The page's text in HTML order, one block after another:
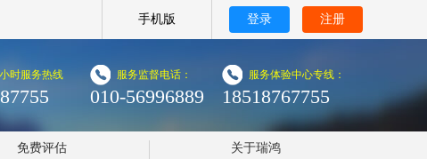
手机版 登录 注册
时服务热线 服务监督电话：
010-56996889
服务体验中心专线：
18518767755
免费评估 关于瑞鸿